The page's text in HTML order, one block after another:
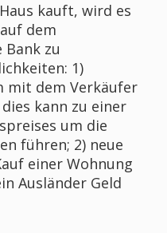
kauft, wird es
dem
zu
1)
mit dem Verkäufer
kann zu einer
um die
führen; 2) neue
einer Wohnung
Ausländer Geld